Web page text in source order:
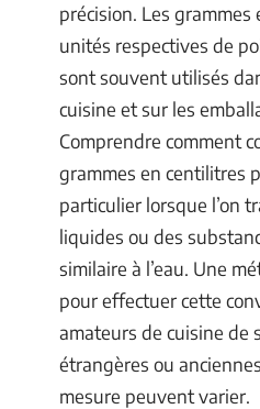
précision. Les grammes
unités respectives de
sont souvent utilisés
cuisine et sur les
Comprendre comment
grammes en centilitres
particulier lorsque l’on
liquides ou des
similaire à l’eau. Une
pour effectuer cette
amateurs de cuisine de
étrangères ou
mesure peuvent varier.